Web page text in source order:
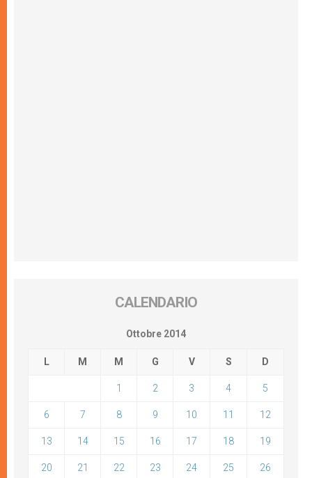
CALENDARIO
Ottobre 2014
L M M G V S D
1 2 3 4 5
6 7 8 9 10 11 12
13 14 15 16 17 18 19
20 21 22 23 24 25 26